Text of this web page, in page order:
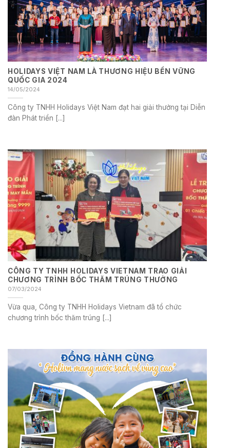
HOLIDAYS VIỆT NAM LÀ THƯƠNG HIỆU BỀN VỮNG
QUỐC GIA 2024
14/05/2024
Công ty TNHH Holidays Việt Nam đạt hai giải thưởng tại Diễn
đàn Phát triển [...]
CÔNG TY TNHH HOLIDAYS VIETNAM TRAO GIẢI
CHƯƠNG TRÌNH BỐC THĂM TRÚNG THƯỞNG
07/03/2024
Vừa qua, Công ty TNHH Holidays Vietnam đã tổ chức
chương trình bốc thăm trúng [...]